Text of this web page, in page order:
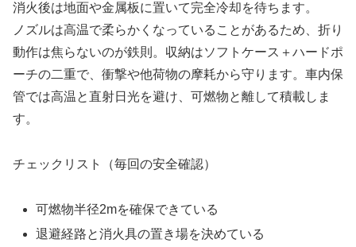
消火後は地面や金属板に置いて完全冷却を待ちます。
ノズルは高温で柔らかくなっていることがあるため、折り
動作は焦らないのが鉄則。収納はソフトケース＋ハードポ
ーチの二重で、衝撃や他荷物の摩耗から守ります。車内保
管では高温と直射日光を避け、可燃物と離して積載しま
す。
チェックリスト（毎回の安全確認）
可燃物半径2mを確保できている
退避経路と消火具の置き場を決めている